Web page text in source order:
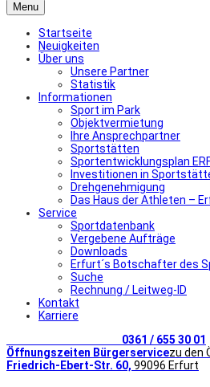
Menu
Startseite
Neuigkeiten
Über uns
Unsere Partner
Statistik
Informationen
Sport im Park
Objektvermietung
Ihre Ansprechpartner
Sportstätten
Sportentwicklungsplan
Investitionen in
Drehgenehmigung
Das Haus der Athleten –
Service
Sportdatenbank
Vergebene Aufträge
Downloads
Erfurt´s Botschafter des
Suche
Rechnung / Leitweg-ID
Kontakt
Karriere
0361 / 655 30 01
Öffnungszeiten Bürgerservicezu den
Friedrich-Ebert-Str. 60, 99096 Erfurt